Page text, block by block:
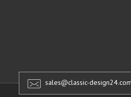
sales@classic-design24.com